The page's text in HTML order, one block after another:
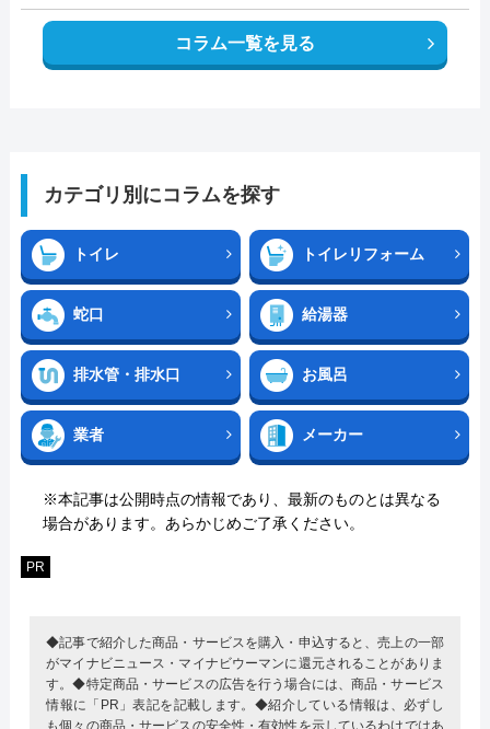
コラム一覧を見る
カテゴリ別にコラムを探す
トイレ トイレリフォーム
蛇口 給湯器
排水管・排水口 お風呂
業者 メーカー
※本記事は公開時点の情報であり、最新のものとは異なる
場合があります。あらかじめご了承ください。
PR
◆記事で紹介した商品・サービスを購入・申込すると、売上の一部
がマイナビニュース・マイナビウーマンに還元されることがありま
す。◆特定商品・サービスの広告を行う場合には、商品・サービス
情報に「PR」表記を記載します。◆紹介している情報は、必ずし
も個々の商品・サービスの安全性・有効性を示しているわけではあ